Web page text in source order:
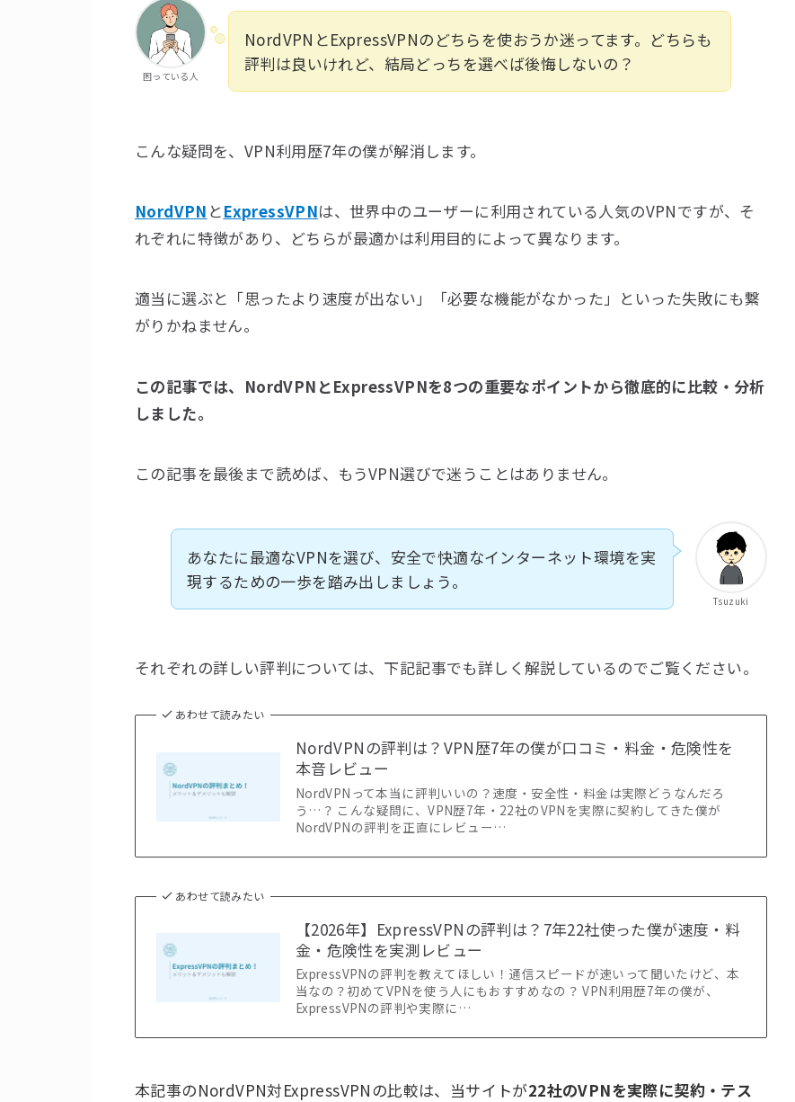
困っている人
NordVPNとExpressVPNのどちらを使おうか迷ってます。どちらも
評判は良いけれど、結局どっちを選べば後悔しないの？
こんな疑問を、VPN利用歴7年の僕が解消します。
NordVPN とExpressVPNは、世界中のユーザーに利用されている人気のVPNですが、そ
れぞれに特徴があり、どちらが最適かは利用目的によって異なります。
適当に選ぶと「思ったより速度が出ない」「必要な機能がなかった」といった失敗にも繋
がりかねません。
この記事では、NordVPNとExpressVPNを8つの重要なポイントから徹底的に比較・分析
しました。
この記事を最後まで読めば、もうVPN選びで迷うことはありません。
Tsuzuki
あなたに最適なVPNを選び、安全で快適なインターネット環境を実
現するための一歩を踏み出しましょう。
それぞれの詳しい評判については、下記記事でも詳しく解説しているのでご覧ください。
あわせて読みたい
NordVPNの評判は？VPN歴7年の僕が口コミ・料金・危険性を
本音レビュー
NordVPNって本当に評判いいの？速度・安全性・料金は実際どうなんだろ
う…？ こんな疑問に、VPN歴7年・22社のVPNを実際に契約してきた僕が
NordVPNの評判を正直にレビュー…
あわせて読みたい
【2026年】ExpressVPNの評判は？7年22社使った僕が速度・料
金・危険性を実測レビュー
ExpressVPNの評判を教えてほしい！通信スピードが速いって聞いたけど、本
当なの？初めてVPNを使う人にもおすすめなの？ VPN利用歴7年の僕が、
ExpressVPNの評判や実際に…
本記事のNordVPN対ExpressVPNの比較は、当サイトが22社のVPNを実際に契約・テス